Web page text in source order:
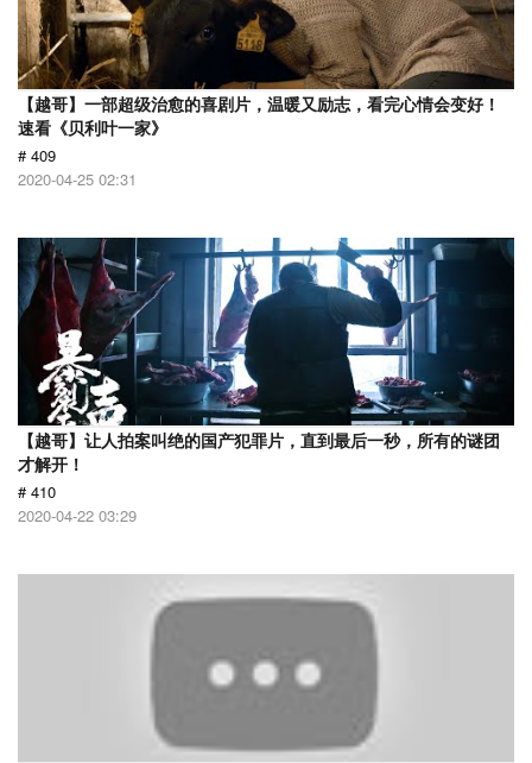
【越哥】一部超级治愈的喜剧片，温暖又励志，看完心情会变好！
速看《贝利叶一家》
# 409
2020-04-25 02:31
【越哥】让人拍案叫绝的国产犯罪片，直到最后一秒，所有的谜团
才解开！
# 410
2020-04-22 03:29